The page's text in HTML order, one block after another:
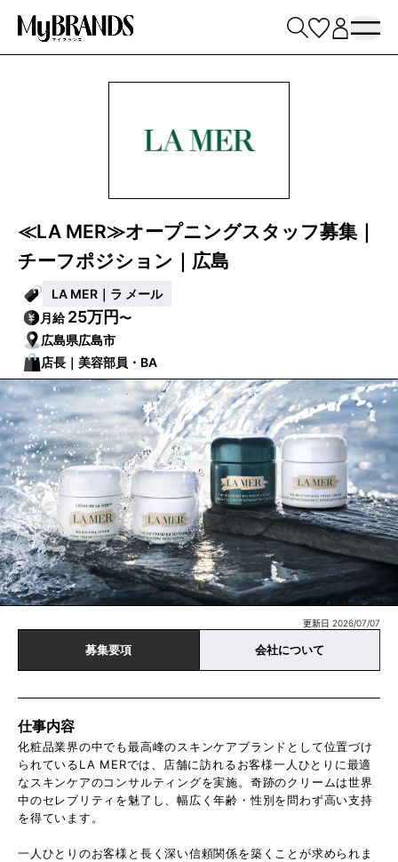
≪LA MER≫オープニングスタッフ募集｜
チーフポジション｜広島
LA MER｜ラ メール
月給25万円〜
広島県広島市
店長｜美容部員・BA
更新日 2026/07/07
募集要項 会社について
仕事内容
化粧品業界の中でも最高峰のスキンケアブランドとして位置づけ
られているLA MERでは、店舗に訪れるお客様一人ひとりに最適
なスキンケアのコンサルティングを実施。奇跡のクリームは世界
中のセレブリティを魅了し、幅広く年齢・性別を問わず高い支持
を得ています。
一人ひとりのお客様と長く深い信頼関係を築くことが求められま